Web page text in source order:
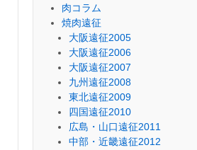
肉コラム
焼肉遠征
大阪遠征2005
大阪遠征2006
大阪遠征2007
九州遠征2008
東北遠征2009
四国遠征2010
広島・山口遠征2011
中部・近畿遠征2012